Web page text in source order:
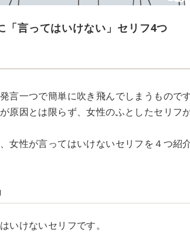
「言ってはいけない」セリフ4つ
言一つで簡単に吹き飛んでしまうものです
原因とは限らず、女性のふとしたセリフ
女性が言ってはいけないセリフを４つ紹介
いけないセリフです。